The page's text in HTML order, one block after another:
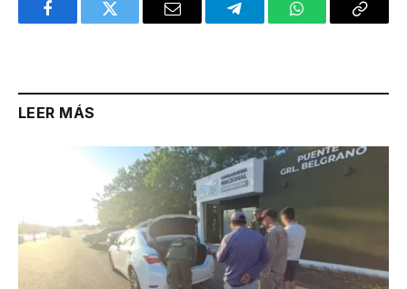
FacebookTwitter Email TelegramWhatsAppCopy
LEER MÁS